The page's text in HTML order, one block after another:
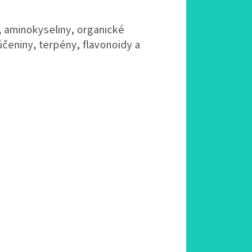
aminokyseliny, organické
terpény, flavonoidy a